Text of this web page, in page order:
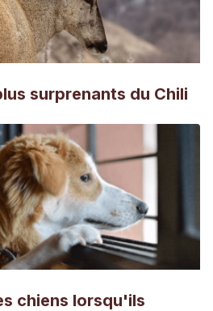
of Pharmacognosy.
Y PROPIEDADES
EXOESQUELETO DE ALACRANES:
CON SU ECOFISIOLOGÍA.
de Investigaciones en Optica)
surprenants du Chili
chiens lorsqu'ils